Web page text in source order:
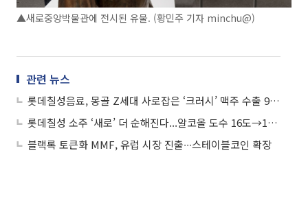
▲새로중앙박물관에 전시된 유물. (황민주 기자 minchu@)
관련 뉴스
롯데칠성음료, 몽골 Z세대 사로잡은 ‘크러시’ 맥주 수출 90% 폭증
롯데칠성 소주 ‘새로’ 더 순해진다...알코올 도수 16도→15.7도
블랙록 토큰화 MMF, 유럽 시장 진출∙∙∙스테이블코인 확장